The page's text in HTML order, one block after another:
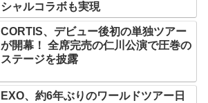
シャルコラボも実現
CORTIS、デビュー後初の単独ツアー
が開幕！ 全席完売の仁川公演で圧巻の
ステージを披露
EXO、約6年ぶりのワールドツアー日